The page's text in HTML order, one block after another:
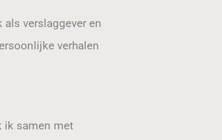
verslaggever en
verhalen
ik samen met